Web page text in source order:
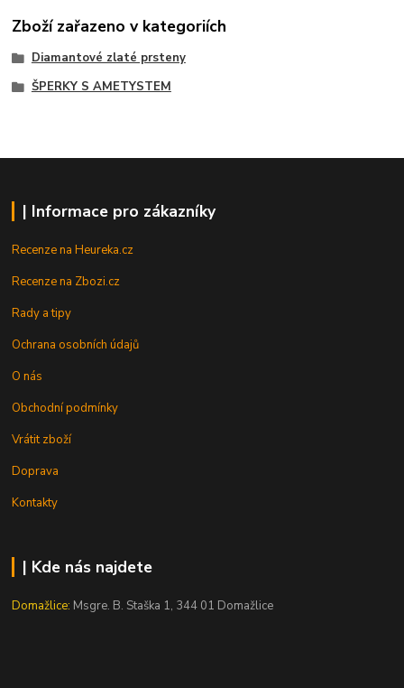
Zboží zařazeno v kategoriích
Diamantové zlaté prsteny
ŠPERKY S AMETYSTEM
| Informace pro zákazníky
Recenze na Heureka.cz
Recenze na Zbozi.cz
Rady a tipy
Ochrana osobních údajů
O nás
Obchodní podmínky
Vrátit zboží
Doprava
Kontakty
| Kde nás najdete
Domažlice: Msgre. B. Staška 1, 344 01 Domažlice